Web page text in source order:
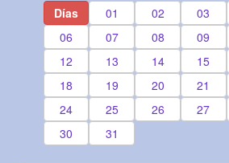
Días 01 02 03
06
07 08 09
12
13 14 15
18
19 20 21
24
25 26 27
30
31